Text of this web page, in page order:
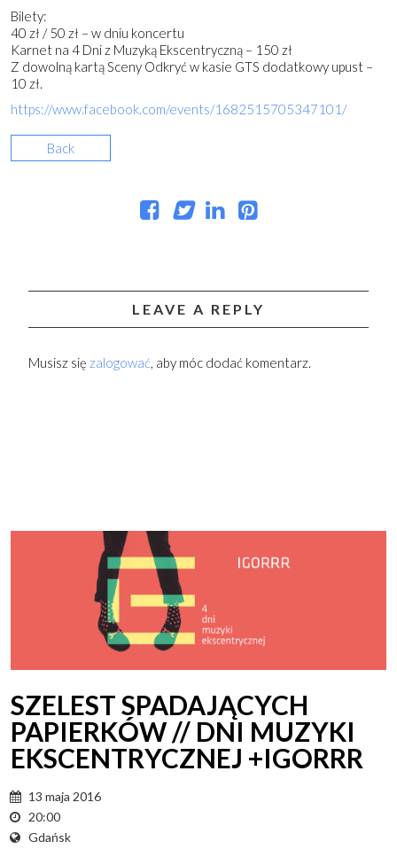
Bilety:
40 zł / 50 zł – w dniu koncertu
Karnet na 4 Dni z Muzyką Ekscentryczną – 150 zł
Z dowolną kartą Sceny Odkryć w kasie GTS dodatkowy upust –
10 zł.
https://www.facebook.com/events/1682515705347101/
Back
LEAVE A REPLY
Musisz się zalogować, aby móc dodać komentarz.
SZELEST SPADAJĄCYCH
PAPIERKÓW // DNI MUZYKI
EKSCENTRYCZNEJ +IGORRR
13 maja 2016
20:00
Gdańsk